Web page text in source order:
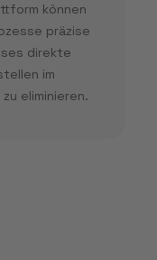
können
präzise
direkte
im
eliminieren.